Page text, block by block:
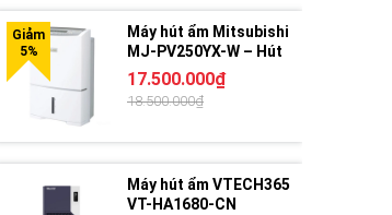
Máy hút ẩm Mitsubishi
MJ-PV250YX-W – Hút
ẩm mạnh 24.5L/ngày,
Inverter tiết kiệm điện
17.500.000₫
18.500.000₫
Máy hút ẩm VTECH365
VT-HA1680-CN